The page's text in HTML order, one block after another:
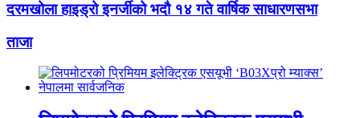
दरमखोला हाइड्रो इनर्जीको भदौ १४ गते वार्षिक साधारणसभा
ताजा